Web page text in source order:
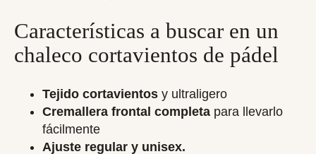
Características a buscar en un
chaleco cortavientos de pádel
Tejido cortavientos y ultraligero
Cremallera frontal completa para llevarlo
fácilmente
Ajuste regular y unisex.